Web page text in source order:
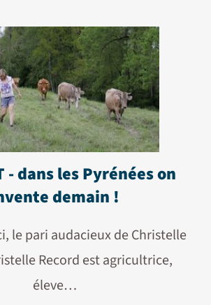
- dans les Pyrénées on
demain !
le pari audacieux de Christelle
Record est agricultrice,
éleve…